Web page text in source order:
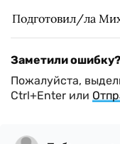
Подготовил/ла
Заметили ошибку?
Пожалуйста,
Ctrl+Enter или